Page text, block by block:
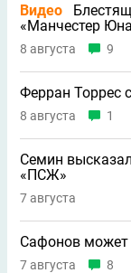
Видео
«Манчестер
8 августа 9
Ферран Торрес
8 августа 1
Семин
«ПСЖ»
7 августа
Сафонов может
7 августа 8